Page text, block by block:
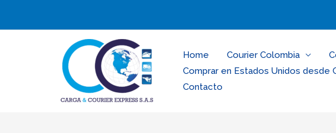
Home Courier Colombia
Comprar en Estados Unidos desde
Contacto